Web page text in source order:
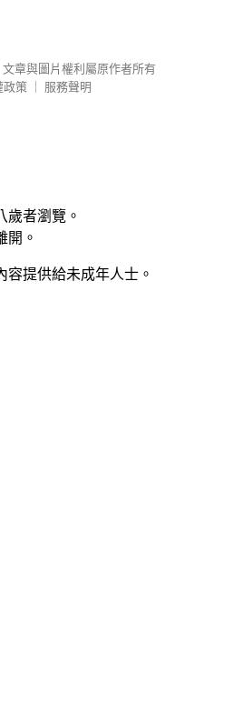
文章與圖片權利屬原作者所有
政策
服務聲明
歲者瀏覽。
開。
容提供給未成年人士。